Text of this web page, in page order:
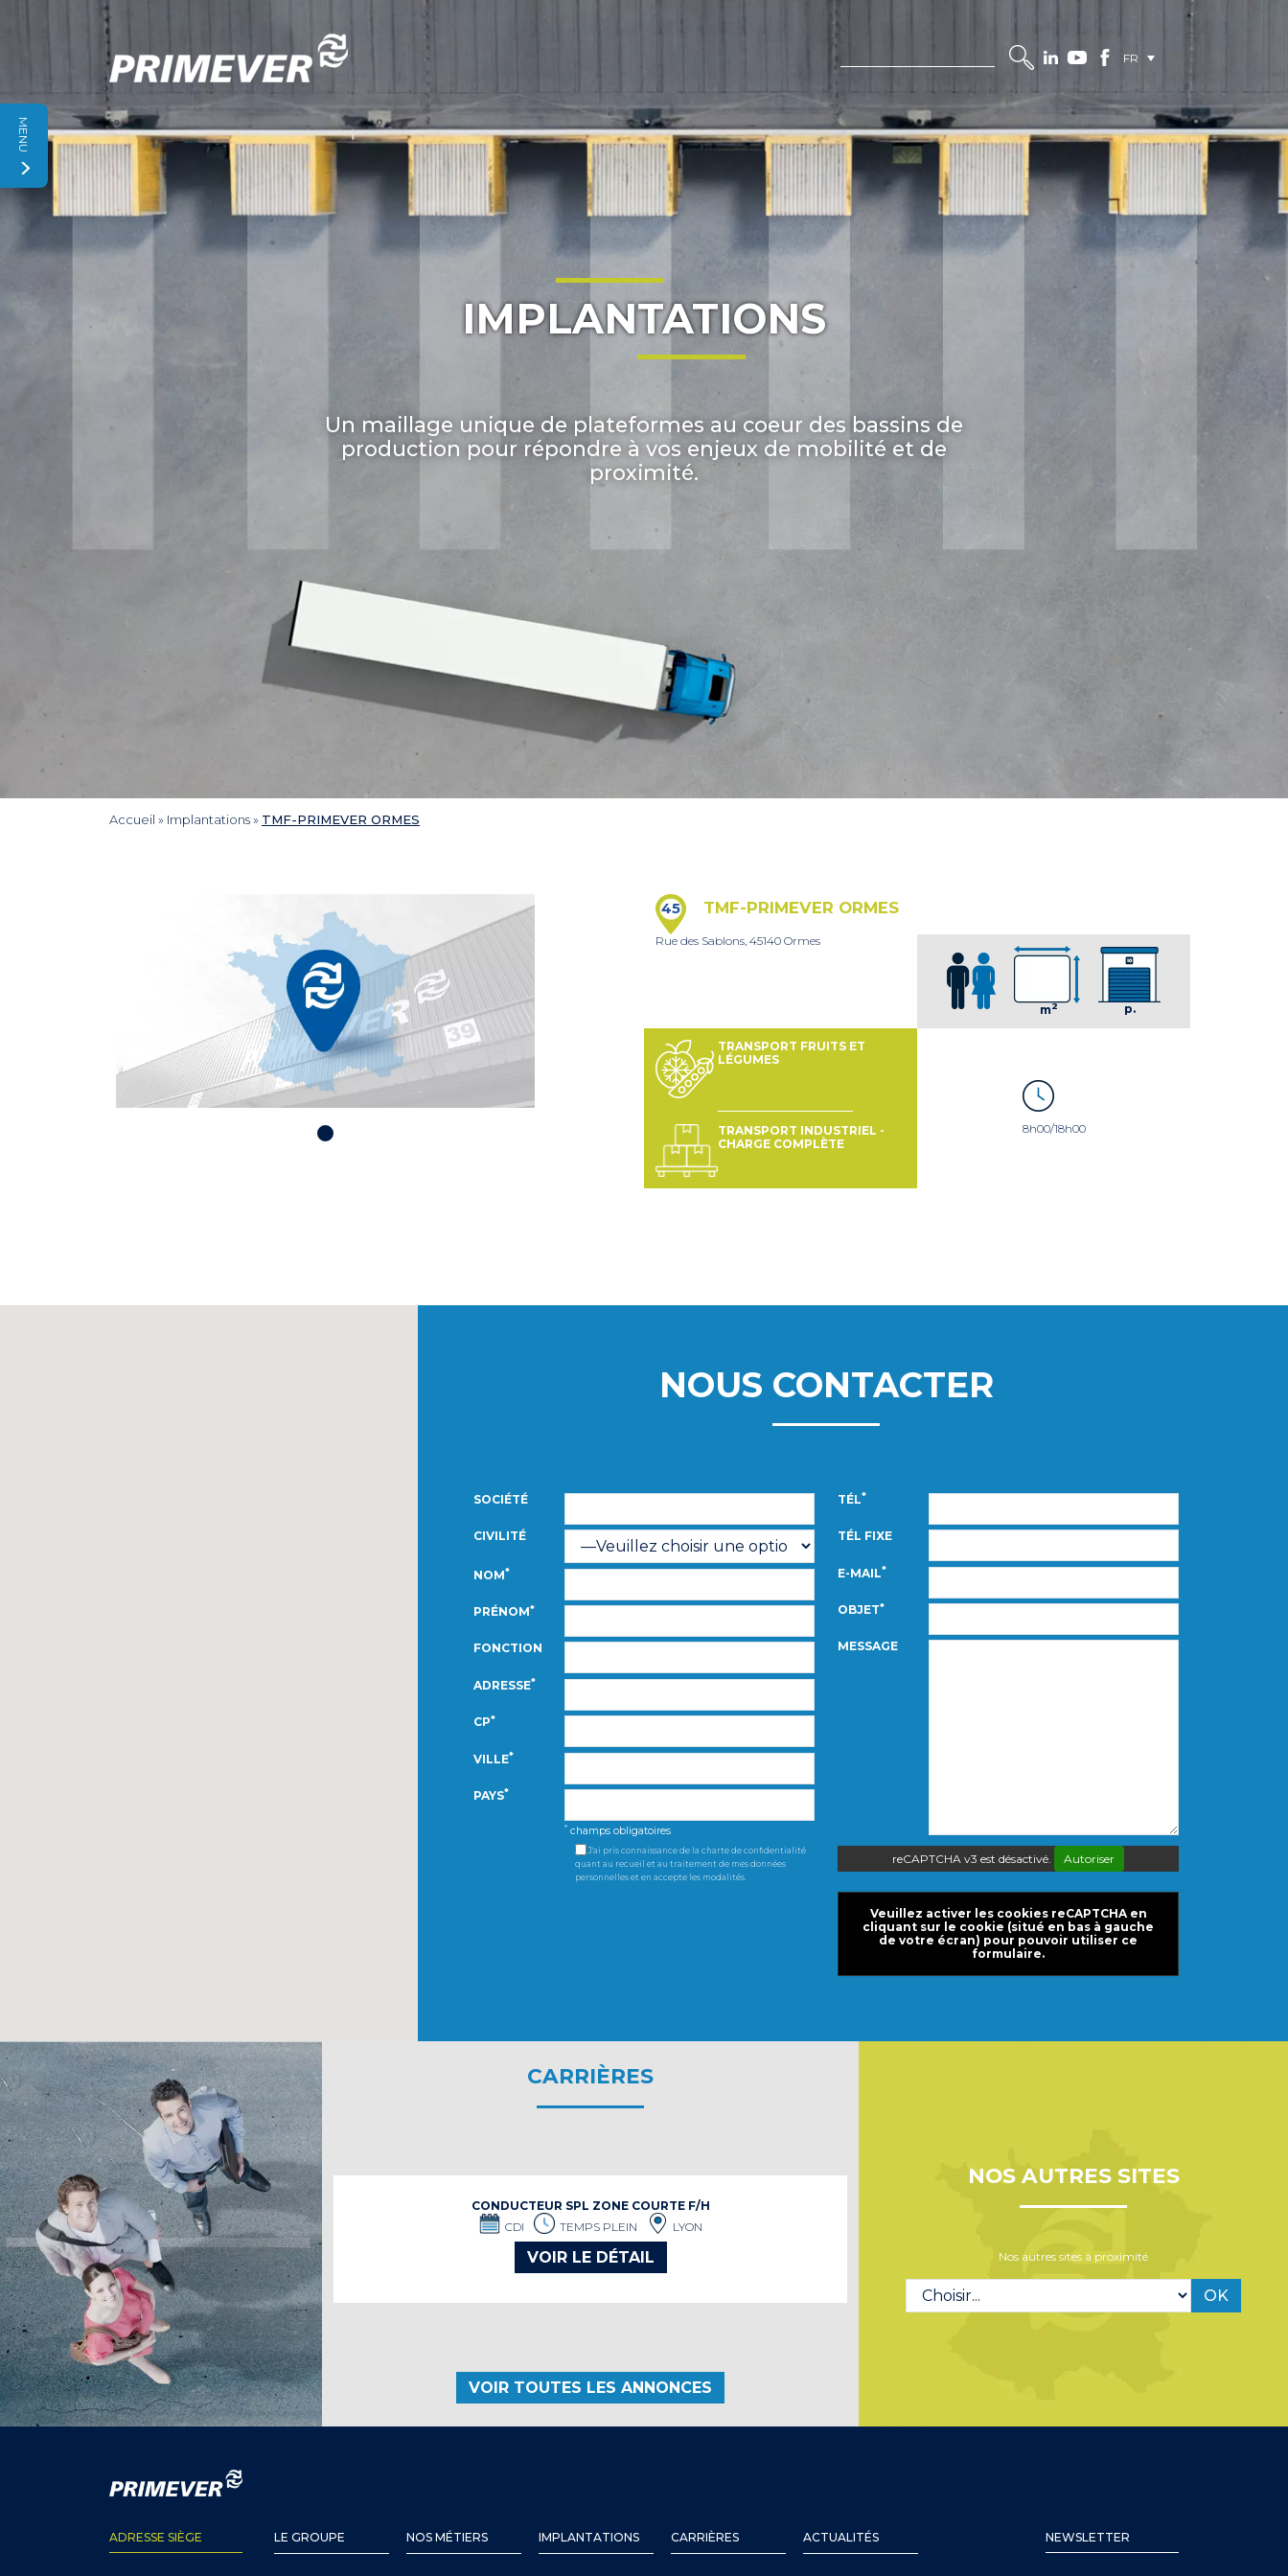
FR
MENU
IMPLANTATIONS
Un maillage unique de plateformes au coeur des bassins de
production pour répondre à vos enjeux de mobilité et de
proximité.
Accueil » Implantations» TMF-PRIMEVER ORMES
45 TMF-PRIMEVER ORMES
Rue des Sablons, 45140 Ormes
m2 p.
TRANSPORT FRUITS ET
LÉGUMES
TRANSPORT INDUSTRIEL -
CHARGE COMPLÈTE
8h00/18h00
NOUS CONTACTER
SOCIÉTÉ
CIVILITÉ
NOM*
PRÉNOM*
FONCTION
ADRESSE*
CP*
VILLE*
PAYS*
* champs obligatoires
J'ai pris connaissance de la charte de confidentialité
quant au recueil et au traitement de mes données
personnelles et en accepte les modalités.
TÉL*
TÉL FIXE
E-MAIL*
OBJET*
MESSAGE
reCAPTCHA v3 est désactivé. Autoriser
Veuillez activer les cookies reCAPTCHA en
cliquant sur le cookie (situé en bas à gauche
de votre écran) pour pouvoir utiliser ce
formulaire.
CARRIÈRES
CONDUCTEUR SPL ZONE COURTE F/H
CDI
TEMPS PLEIN LYON
VOIR LE DÉTAIL
VOIR TOUTES LES ANNONCES
NOS AUTRES SITES
Nos autres sites à proximité
OK
ADRESSE SIÈGE LE GROUPE NOS MÉTIERS IMPLANTATIONS CARRIÈRES ACTUALITÉS NEWSLETTER
Panneau de gestion des cookies